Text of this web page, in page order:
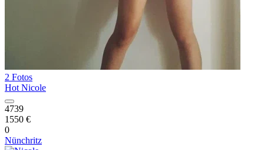
2 Fotos
Hot Nicole
4739
1550 €
0
Nünchritz